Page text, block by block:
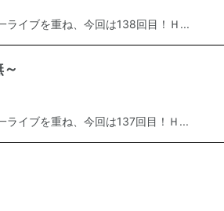
ライブを重ね、今回は138回目！Ｈ...
ライブを重ね、今回は137回目！Ｈ...